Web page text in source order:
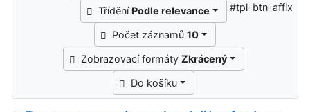
Třídění Podle relevance
Počet záznamů 10
Zobrazovací formáty Zkrácený
Do košíku
#tpl-btn-affix